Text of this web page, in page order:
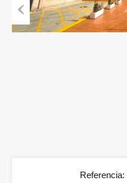
Previous
Referencia: